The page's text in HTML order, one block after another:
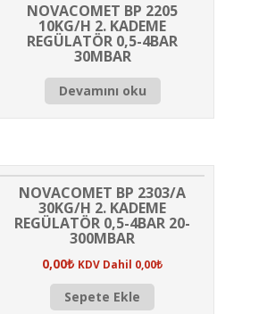
NOVACOMET BP 2205
10KG/H 2. KADEME
REGÜLATÖR 0,5-4BAR
30MBAR
Devamını oku
NOVACOMET BP 2303/A
30KG/H 2. KADEME
REGÜLATÖR 0,5-4BAR 20-
300MBAR
0,00₺ KDV Dahil 0,00₺
Sepete Ekle